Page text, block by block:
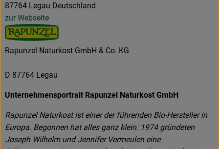
87764 Legau Deutschland
zur Webseite
Rapunzel Naturkost GmbH & Co. KG
D 87764 Legau
Unternehmensportrait Rapunzel Naturkost GmbH
Rapunzel Naturkost ist einer der führenden Bio-Hersteller in
Europa. Begonnen hat alles ganz klein: 1974 gründeten
Joseph Wilhelm und Jennifer Vermeulen eine